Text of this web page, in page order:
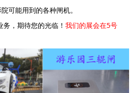
可能用到的各种闸机。
，期待您的光临！ 我们的展会在5号